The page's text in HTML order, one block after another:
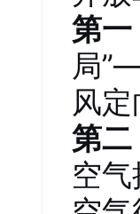
第一
局
风
第二
空